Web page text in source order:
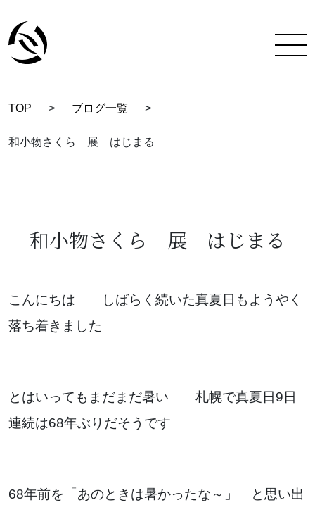
彩蔵について
スタッフ紹介
お知らせ
TOP > ブログ一覧 >
和小物さくら 展 はじまる
和小物さくら 展 はじまる
こんにちは しばらく続いた真夏日もようやく
落ち着きました
とはいってもまだまだ暑い 札幌で真夏日9日
連続は68年ぶりだそうです
68年前を「あのときは暑かったな～」 と思い出